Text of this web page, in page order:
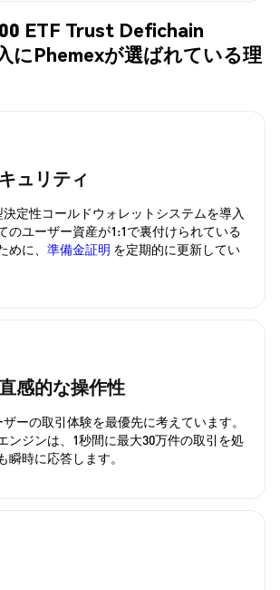
ETF Trust Defichain
にPhemexが選ばれている理
ュリティ
定性コールドウォレットシステムを導入
のユーザー資産が1:1で裏付けられている
めに、 準備金証明 を定期的に更新してい
感的な操作性
ーの取引体験を最優先に考えています。
ンジンは、1秒間に最大30万件の取引を処
瞬時に応答します。